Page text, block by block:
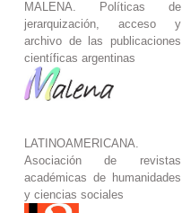
MALENA. Políticas de
jerarquización, acceso y
archivo de las publicaciones
científicas argentinas
LATINOAMERICANA.
Asociación de revistas
académicas de humanidades
y ciencias sociales